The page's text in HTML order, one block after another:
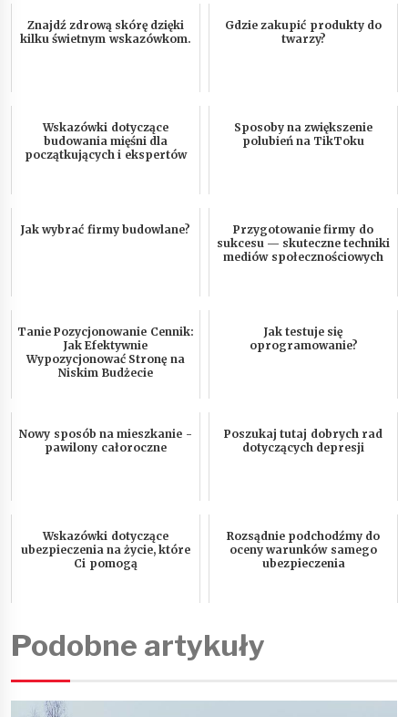
Znajdź zdrową skórę dzięki
kilku świetnym wskazówkom.
Gdzie zakupić produkty do
twarzy?
Wskazówki dotyczące
budowania mięśni dla
początkujących i ekspertów
Sposoby na zwiększenie
polubień na TikToku
Jak wybrać firmy budowlane?
Przygotowanie firmy do
sukcesu — skuteczne techniki
mediów społecznościowych
Tanie Pozycjonowanie Cennik:
Jak Efektywnie
Wypozycjonować Stronę na
Niskim Budżecie
Jak testuje się
oprogramowanie?
Nowy sposób na mieszkanie -
pawilony całoroczne
Poszukaj tutaj dobrych rad
dotyczących depresji
Wskazówki dotyczące
ubezpieczenia na życie, które
Ci pomogą
Rozsądnie podchodźmy do
oceny warunków samego
ubezpieczenia
Podobne artykuły